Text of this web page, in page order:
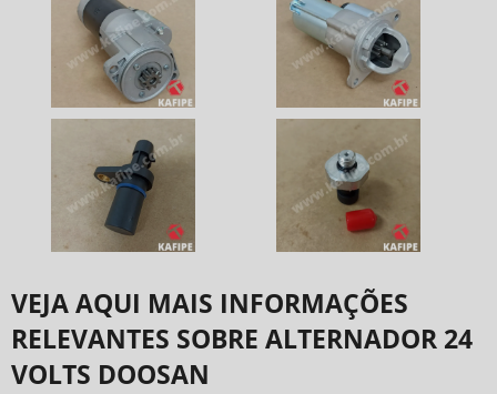
VEJA AQUI MAIS INFORMAÇÕES
RELEVANTES SOBRE ALTERNADOR 24
VOLTS DOOSAN